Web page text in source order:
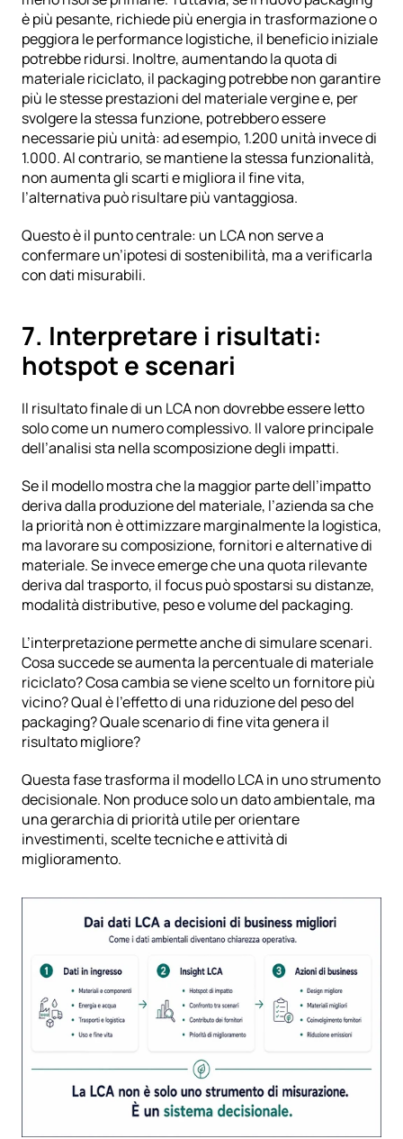
è più pesante, richiede più energia in trasformazione o
peggiora le performance logistiche, il beneficio iniziale
potrebbe ridursi. Inoltre, aumentando la quota di
materiale riciclato, il packaging potrebbe non garantire
più le stesse prestazioni del materiale vergine e, per
svolgere la stessa funzione, potrebbero essere
necessarie più unità: ad esempio, 1.200 unità invece di
1.000. Al contrario, se mantiene la stessa funzionalità,
non aumenta gli scarti e migliora il fine vita,
l’alternativa può risultare più vantaggiosa.
Questo è il punto centrale: un LCA non serve a
confermare un’ipotesi di sostenibilità, ma a verificarla
con dati misurabili.
7. Interpretare i risultati:
hotspot e scenari
Il risultato finale di un LCA non dovrebbe essere letto
solo come un numero complessivo. Il valore principale
dell’analisi sta nella scomposizione degli impatti.
Se il modello mostra che la maggior parte dell’impatto
deriva dalla produzione del materiale, l’azienda sa che
la priorità non è ottimizzare marginalmente la logistica,
ma lavorare su composizione, fornitori e alternative di
materiale. Se invece emerge che una quota rilevante
deriva dal trasporto, il focus può spostarsi su distanze,
modalità distributive, peso e volume del packaging.
L’interpretazione permette anche di simulare scenari.
Cosa succede se aumenta la percentuale di materiale
riciclato? Cosa cambia se viene scelto un fornitore più
vicino? Qual è l’effetto di una riduzione del peso del
packaging? Quale scenario di fine vita genera il
risultato migliore?
Questa fase trasforma il modello LCA in uno strumento
decisionale. Non produce solo un dato ambientale, ma
una gerarchia di priorità utile per orientare
investimenti, scelte tecniche e attività di
miglioramento.